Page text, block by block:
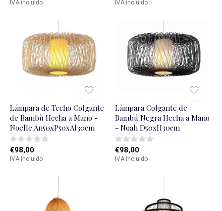
IVA incluido IVA incluido
Lámpara de Techo Colgante
de Bambù Hecha a Mano -
Noelle An50xP50xAl30cm
€98,00
IVA incluido
Lámpara Colgante de
Bambú Negra Hecha a Mano
- Noah D50xH30cm
€98,00
IVA incluido